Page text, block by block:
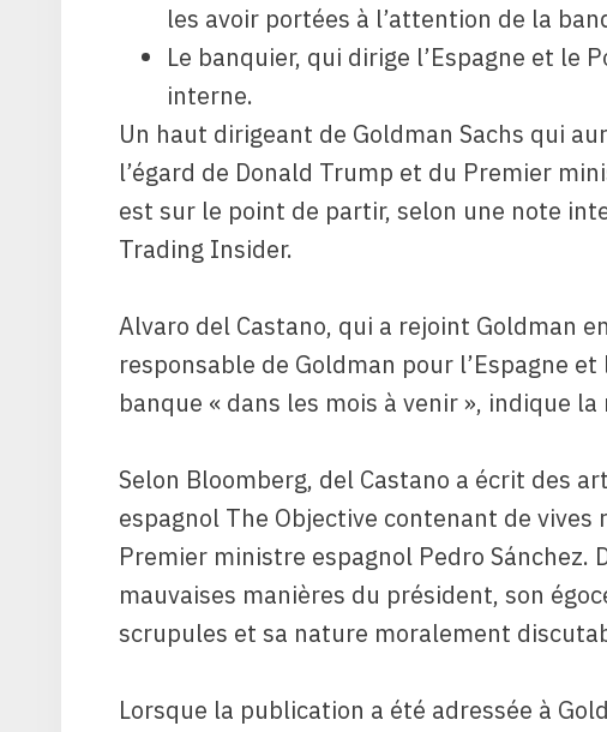
les avoir portées à l’attention de la
Le banquier, qui dirige l’Espagne et le
interne.
Un haut dirigeant de Goldman Sachs qui
l’égard de Donald Trump et du Premier
est sur le point de partir, selon une note
Trading Insider.
Alvaro del Castano, qui a rejoint Goldman
responsable de Goldman pour l’Espagne
banque « dans les mois à venir », indique la
Selon Bloomberg, del Castano a écrit des
espagnol The Objective contenant de
Premier ministre espagnol Pedro Sánchez.
mauvaises manières du président, son
scrupules et sa nature moralement
Lorsque la publication a été adressée à